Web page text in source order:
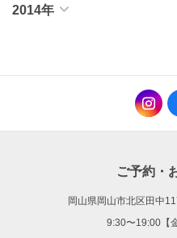
2014年
ご予約・
岡山県岡山市北区田中
9:30〜19:00【